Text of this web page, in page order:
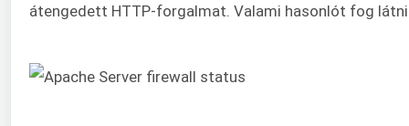
átengedett HTTP-forgalmat. Valami hasonlót fog